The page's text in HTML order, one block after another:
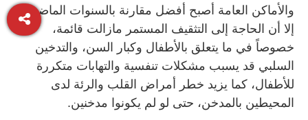
والأماكن العامة أصبح أفضل مقارنة بالسنوات الماضية،
إلا أن الحاجة إلى التثقيف المستمر مازالت قائمة،
خصوصاً في ما يتعلق بالأطفال وكبار السن، والتدخين
السلبي قد يسبب مشكلات تنفسية والتهابات متكررة
للأطفال، كما يزيد خطر أمراض القلب والرئة لدى
المحيطين بالمدخن، حتى لو لم يكونوا مدخنين.